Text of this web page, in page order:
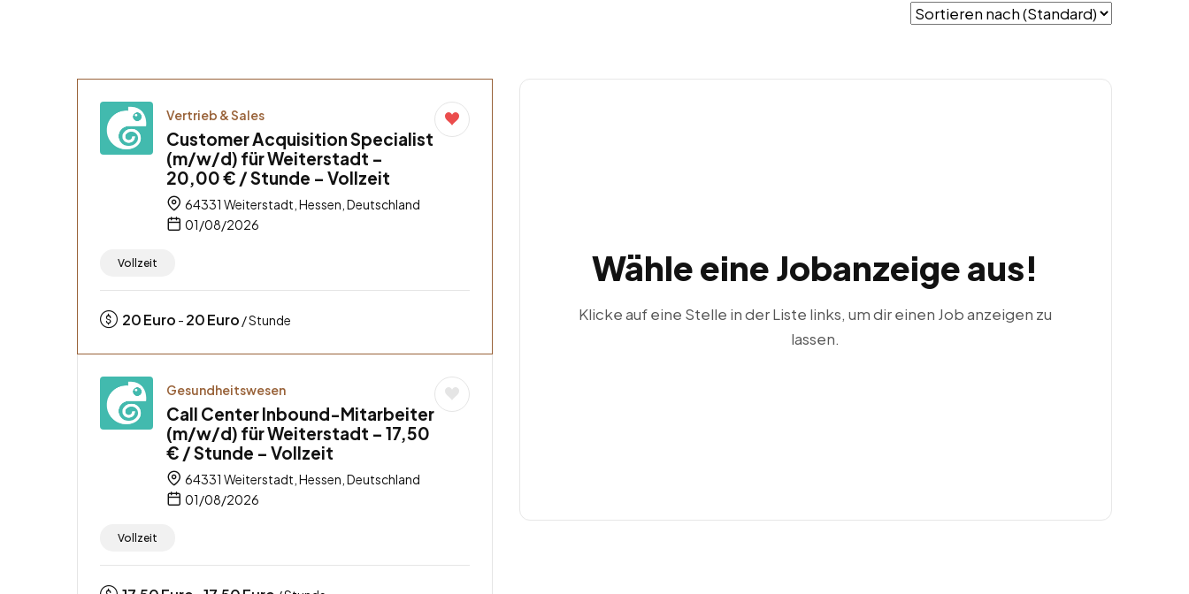
Vertrieb & Sales
Customer Acquisition Specialist
(m/w/d) für Weiterstadt –
20,00 € / Stunde – Vollzeit
64331 Weiterstadt, Hessen, Deutschland
01/08/2026
Vollzeit
20Euro - 20Euro / Stunde
Gesundheitswesen
Call Center Inbound-Mitarbeiter
(m/w/d) für Weiterstadt – 17,50
€ / Stunde – Vollzeit
64331 Weiterstadt, Hessen, Deutschland
01/08/2026
Vollzeit
Wähle eine Jobanzeige aus!
Klicke auf eine Stelle in der Liste links, um dir einen Job anzeigen zu
lassen.